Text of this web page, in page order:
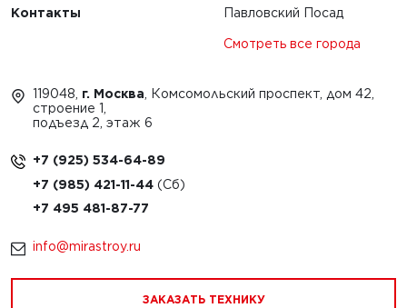
Контакты Павловский Посад
Смотреть все города
119048, г. Москва , Комсомольский проспект, дом 42,
строение 1,
подъезд 2, этаж 6
+7 (925) 534-64-89
+7 (985) 421-11-44
+7 495 481-87-77
info@mirastroy.ru
ЗАКАЗАТЬ ТЕХНИКУ